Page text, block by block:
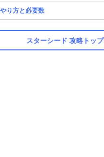
り方と必要数
スターシード 攻略トップ